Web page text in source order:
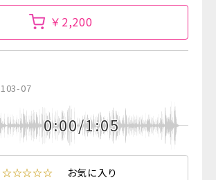
￥2,200
103-07
0:00/1:05
☆☆☆☆☆ お気に入り